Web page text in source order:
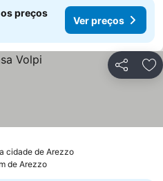
preços
Ver preços
Partilhar
cidade de Arezzo
de Arezzo